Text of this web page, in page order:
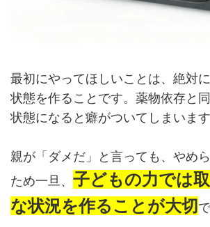
最初にやってほしいことは、絶対
状態を作ることです。薬物依存と
状態になると癖がついてしまいます
親が「ダメだ」と言っても、やめ
ため一旦、 子どもの力では
な状況を作ることが大切